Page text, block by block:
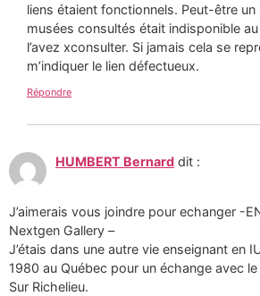
liens étaient fonctionnels. Peut-être un
musées consultés était indisponible
l’avez xconsulter. Si jamais cela se
m’indiquer le lien défectueux.
Répondre
HUMBERT Bernard dit :
J’aimerais vous joindre pour echanger -
Nextgen Gallery –
J’étais dans une autre vie enseignant en
1980 au Québec pour un échange avec le
Sur Richelieu.